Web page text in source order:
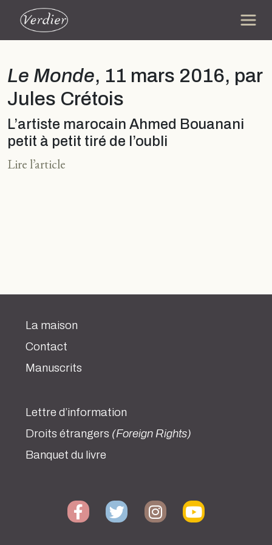
Le Monde, 11 mars 2016, par
Jules Crétois
L’artiste marocain Ahmed Bouanani
petit à petit tiré de l’oubli
Lire l’article
La maison
Contact
Manuscrits
Lettre d’information
Droits étrangers (Foreign Rights)
Banquet du livre